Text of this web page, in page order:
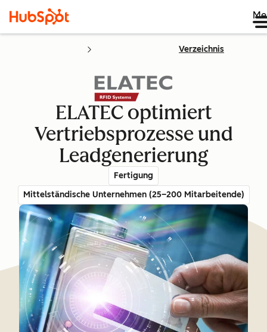
Verzeichnis
ELATEC optimiert
Vertriebsprozesse und
Leadgenerierung
Fertigung
Mittelständische Unternehmen (25–200 Mitarbeitende)